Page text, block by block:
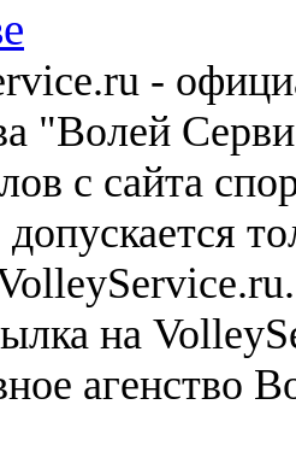
-
"Волей
с сайта
на
агенство